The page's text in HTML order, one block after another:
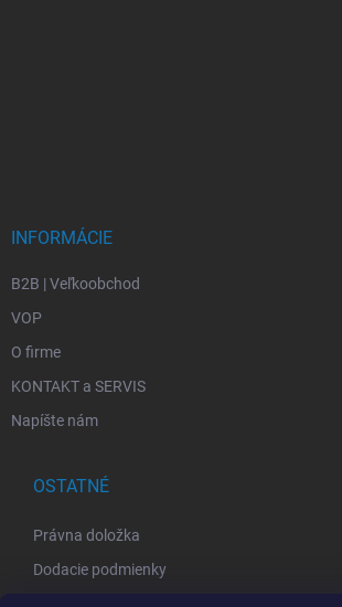
INFORMÁCIE
B2B | Veľkoobchod
VOP
O firme
KONTAKT a SERVIS
Napíšte nám
OSTATNÉ
Právna doložka
Dodacie podmienky